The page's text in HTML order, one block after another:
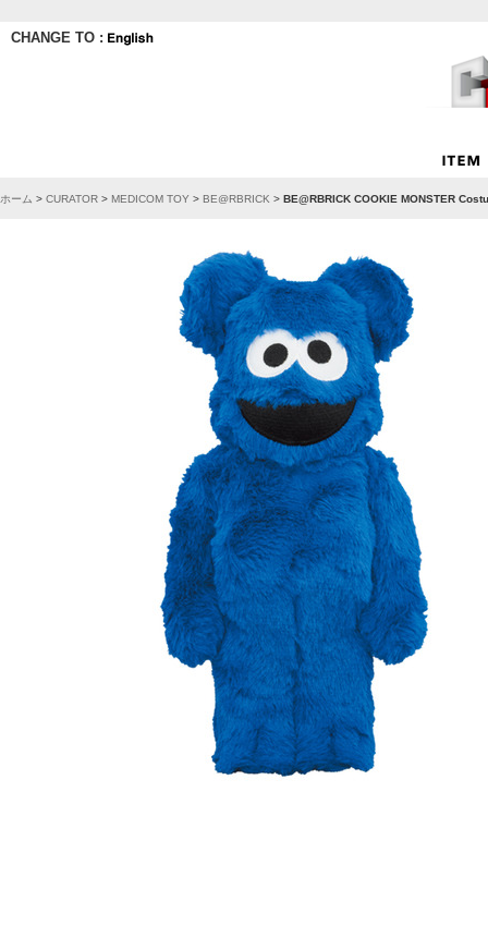
CHANGE TO :
ホーム > CURATOR > MEDICOM TOY > BE@RBRICK > BE@RBRICK COOKIE MONSTER